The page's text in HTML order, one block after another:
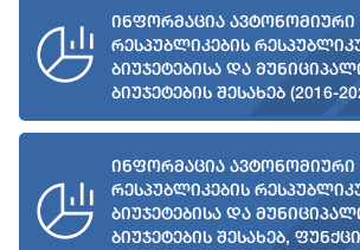
ინფორმაცია ავტონომიური
რესპუბლიკების
ბიუჯეტებისა და
ბიუჯეტების შესახებ (2016-
ინფორმაცია ავტონომიური
რესპუბლიკების
ბიუჯეტებისა და
ბიუჯეტების შესახებ,